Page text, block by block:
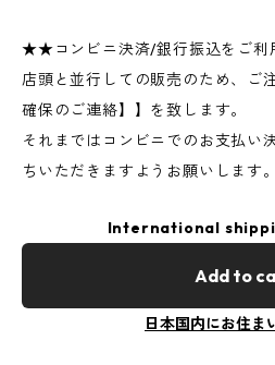
★★コンビニ決済/銀行振込をご
店頭と並行しての販売のため、ご
確保のご連絡】】を致します。
それまではコンビニでのお支払い
ちいただきますようお願いします。
International
Add to
日本国内にお住ま